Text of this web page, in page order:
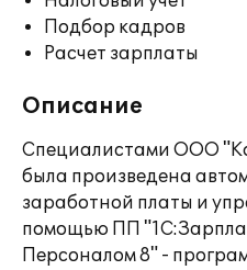
Подбор кадров
Расчет зарплаты
Описание
Специалистами ООО
была произведена
заработной платы и
помощью ПП
Персоналом 8" -